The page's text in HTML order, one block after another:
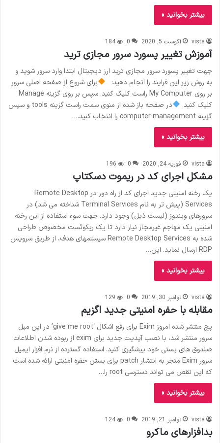
بیشتر بخوانید »
vista آگوست 5, 2020 0
184
آموزش تغییر پسورد سرور مجازی ترید
جهت تغییر پسورد سرور مجازی ترید ارز دیجیتال ابتدا وارد سرور شوید و
به روش زیر این فرایند را انجام دهید:
برای شروع از صفحه اصلی سرور
بر روی My Computer راست کلیک کنید. سپس بر روی گزینه Manage
کلیک کنید.
در صفحه باز شده از منوی سمت راست گزینه tools و سپس
گزینه computer management را انتخاب کنید.…
بیشتر بخوانید »
vista فوریه 24, 2020 0
196
مشکل اجرای کد در ریموت دسکتاپ
یک رخنه امنیتی جدید اجرای کد از راه دور در Remote Desktop
Services (پیش تر به نام Terminal Services شناخته می شد) در
سرورهای ویندوز (لیست ذیل) وجود دارد. جهت سوء استفاده از این رخنه
امنیتی یک مهاجم غیرمجاز نیاز دارد تا یک ریکوئست مخصوص طراحی
شده به Remote Desktop Services سیستمهای هدف، از طریق سرویس
RDP ارسال نماید. این…
بیشتر بخوانید »
vista نوامبر 30, 2019 0
129
مقابله با حفره امنیتی جدید اگزیم
پچ منتشر شده امروز Exim برای رفع اشکال ‘give me root’ در این میل
سرور منتشر شد، با نصب آپدیت جدید برای exim از ربوده شدن اطلاعات
صندوق های پستی خود پیشگیری کنید. استفاده گسترده از نرم افزار ایمیل
سرور Exim منجر به انتشار patch برای بستن حفره امنیتی ارائه شده است.
که این نقص می تواند دسترسی root را…
بیشتر بخوانید »
vista نوامبر 21, 2019 0
124
بدافزارهای ماکرو